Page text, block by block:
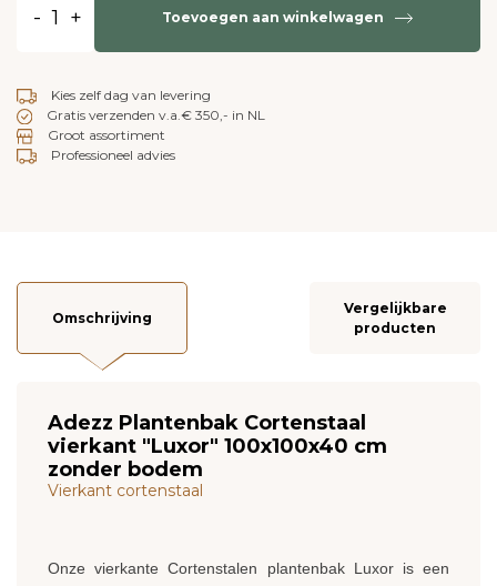
- + Toevoegen aan winkelwagen
Kies zelf dag van levering
Gratis verzenden v.a.€ 350,- in NL
Groot assortiment
Professioneel advies
Omschrijving
Vergelijkbare
producten
Adezz Plantenbak Cortenstaal
vierkant "Luxor" 100x100x40 cm
zonder bodem
Vierkant cortenstaal
Onze vierkante Cortenstalen plantenbak Luxor is een